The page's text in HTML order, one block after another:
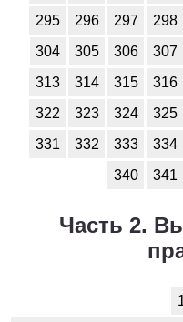
295
296 297 298
304
305 306 307
313
314 315 316
322
323 324 325
331
332 333 334
340
341
Часть 2.